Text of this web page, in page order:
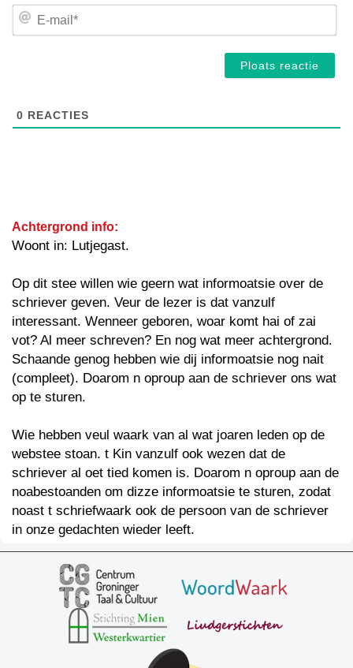
E-
0 REACTIES
Achtergrond info:
Woont in: Lutjegast.
Op dit stee willen wie geern wat informoatsie over de
schriever geven. Veur de lezer is dat vanzulf
interessant. Wenneer geboren, woar komt hai of zai
vot? Al meer schreven? En nog wat meer achtergrond.
Schaande genog hebben wie dij informoatsie nog nait
(compleet). Doarom n oproup aan de schriever ons wat
op te sturen.
Wie hebben veul waark van al wat joaren leden op de
webstee stoan. t Kin vanzulf ook wezen dat de
schriever al oet tied komen is. Doarom n oproup aan de
noabestoanden om dizze informoatsie te sturen, zodat
noast t schriefwaark ook de persoon van de schriever
in onze gedachten wieder leeft.